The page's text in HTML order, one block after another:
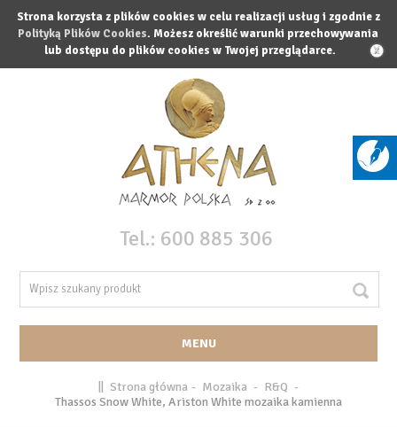
Strona korzysta z plików cookies w celu realizacji usług i zgodnie z
Polityką Plików Cookies. Możesz określić warunki przechowywania
lub dostępu do plików cookies w Twojej przeglądarce.
X
Tel.: 600 885 306
MENU
Strona główna - Mozaika - R&Q -
Thassos Snow White, Ariston White mozaika kamienna